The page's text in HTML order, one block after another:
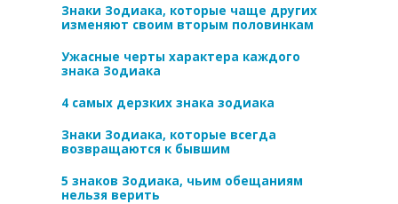
Знаки Зодиака, которые чаще других
изменяют своим вторым половинкам
Ужасные черты характера каждого
знака Зодиака
4 самых дерзких знака зодиака
Знаки Зодиака, которые всегда
возвращаются к бывшим
5 знаков Зодиака, чьим обещаниям
нельзя верить